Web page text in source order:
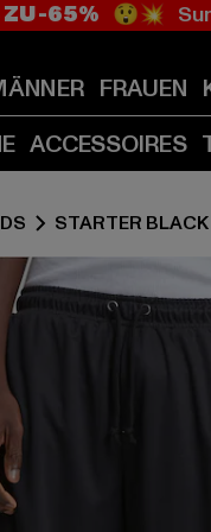
-65% 😲💥
FRAUEN
ACCESSOIRES
STARTER